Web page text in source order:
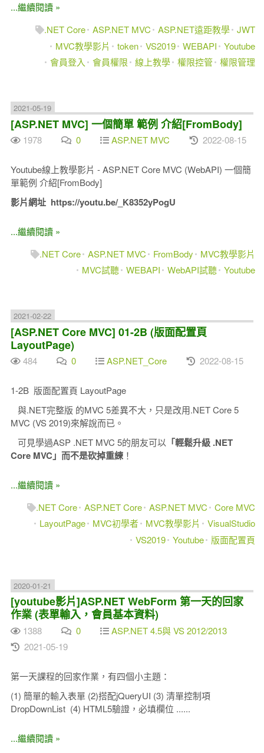
...繼續閱讀 »
.NET Core ASP.NET MVC ASP.NET遠距教學 JWT
MVC教學影片
token VS2019 WEBAPI
Youtube
會員登入
會員權限 線上教學 權限控管 權限管理
2021-05-19
[ASP.NET MVC] 一個簡單 範例 介紹[FromBody]
1978 0 ASP.NET MVC 2022-08-15
Youtube線上教學影片 - ASP.NET Core MVC (WebAPI) 一個簡
單範例 介紹[FromBody]
影片網址 https://youtu.be/_K8352yPogU
...繼續閱讀 »
.NET Core ASP.NET MVC FromBody
MVC教學影片
MVC試聽 WEBAPI WebAPI試聽 Youtube
2021-02-22
[ASP.NET Core MVC] 01-2B (版面配置頁
LayoutPage)
484 0 ASP.NET_Core 2022-08-15
1-2B 版面配置頁 LayoutPage
與.NET完整版 的MVC 5差異不大，只是改用.NET Core 5
MVC (VS 2019)來解說而已。
可見學過ASP .NET MVC 5的朋友可以 「輕鬆升級 .NET
Core MVC」而不是砍掉重練！
...繼續閱讀 »
.NET Core ASP.NET Core ASP.NET MVC
Core MVC
LayoutPage
MVC初學者 MVC教學影片
VisualStudio
VS2019 Youtube 版面配置頁
2020-01-21
[youtube影片]ASP.NET WebForm 第一天的回家
作業 (表單輸入，會員基本資料)
1388 0
ASP.NET 4.5與 VS 2012/2013
2021-05-19
第一天課程的回家作業，有四個小主題：
(1) 簡單的輸入表單 (2)搭配jQueryUI (3) 清單控制項
DropDownList (4) HTML5驗證，必填欄位 ......
...繼續閱讀 »